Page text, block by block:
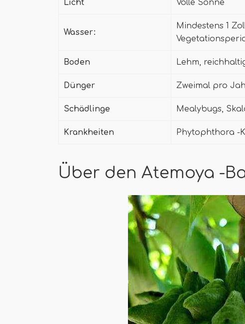
Licht Volle Sonne
Wasser:
Mindestens 1
Boden Lehm,
Dünger Zweimal pro
Schädlinge Mealybugs,
Krankheiten Phytophthora -
Über den Atemoya -